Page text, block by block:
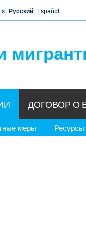
Русский Español
меры Ресурсы
ДОГОВОР О